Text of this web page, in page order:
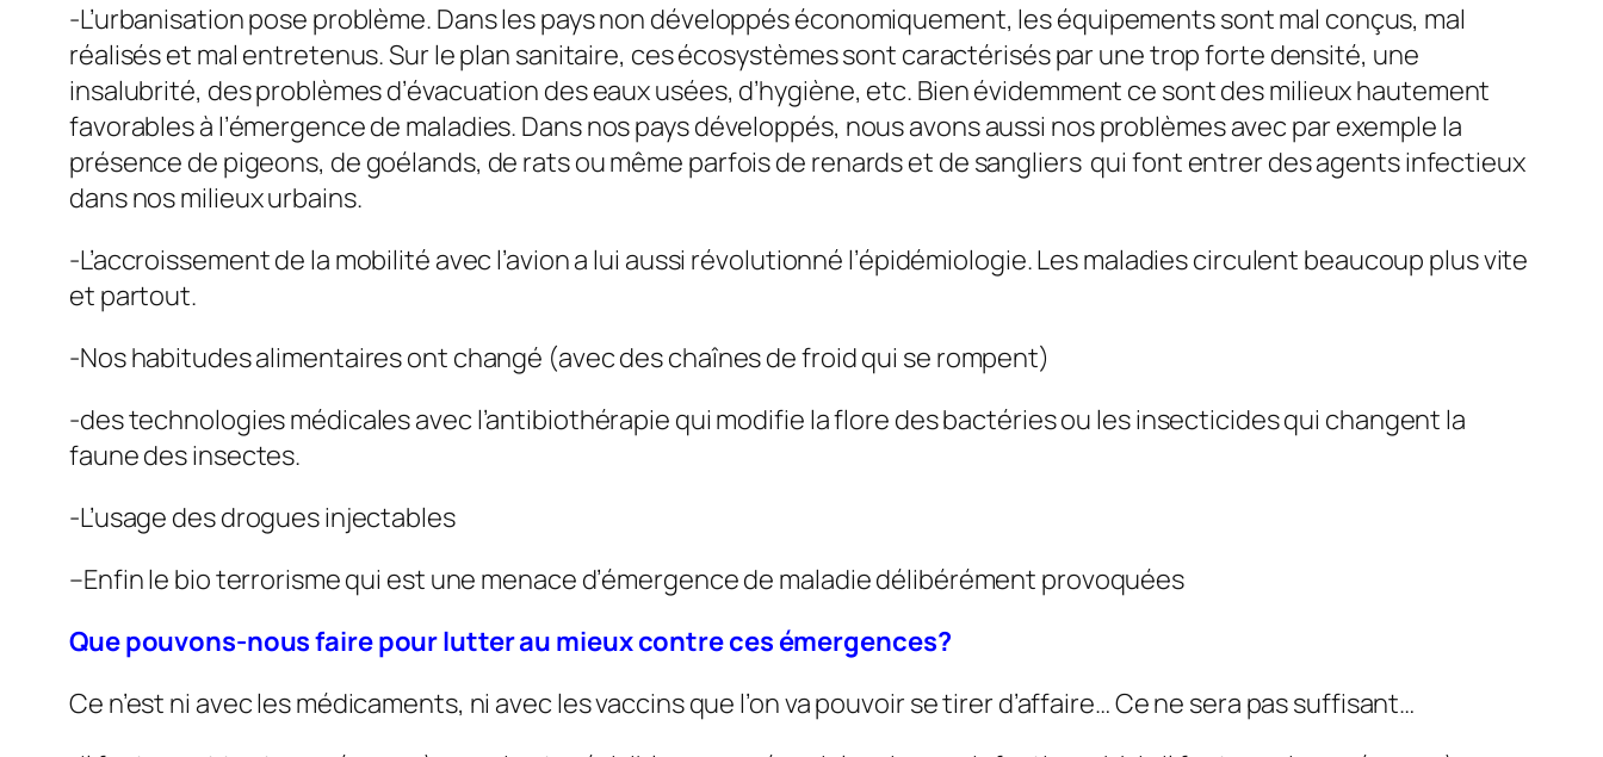
-L’urbanisation pose problème. Dans les pays non développés économiquement, les équipements sont mal conçus, mal
réalisés et mal entretenus. Sur le plan sanitaire, ces écosystèmes sont caractérisés par une trop forte densité, une
insalubrité, des problèmes d’évacuation des eaux usées, d’hygiène, etc. Bien évidemment ce sont des milieux hautement
favorables à l’émergence de maladies. Dans nos pays développés, nous avons aussi nos problèmes avec par exemple la
présence de pigeons, de goélands, de rats ou même parfois de renards et de sangliers qui font entrer des agents infectieux
dans nos milieux urbains.
-L’accroissement de la mobilité avec l’avion a lui aussi révolutionné l’épidémiologie. Les maladies circulent beaucoup plus vite
et partout.
-Nos habitudes alimentaires ont changé (avec des chaînes de froid qui se rompent)
-des technologies médicales avec l’antibiothérapie qui modifie la flore des bactéries ou les insecticides qui changent la
faune des insectes.
-L’usage des drogues injectables
–Enfin le bio terrorisme qui est une menace d’émergence de maladie délibérément provoquées
Que pouvons-nous faire pour lutter au mieux contre ces émergences?
Ce n’est ni avec les médicaments, ni avec les vaccins que l’on va pouvoir se tirer d’affaire… Ce ne sera pas suffisant…